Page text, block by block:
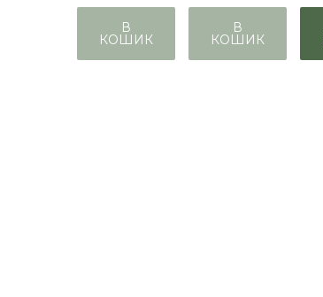
В
КОШИК
В
КОШИК